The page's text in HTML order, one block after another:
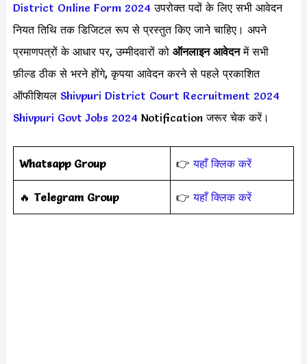
District Online Form 2024 उपरोक्त पदों के लिए सभी आवेदन
नियत तिथि तक डिजिटल रूप से प्रस्तुत किए जाने चाहिए। अपने
प्रमाणपत्रों के आधार पर, उम्मीदवारों को ऑनलाइन आवेदनमें सभी
फ़ील्ड ठीक से भरने होंगे, कृपया आवेदन करने से पहले प्रकाशित
ऑफीशियल Shivpuri District Court Recruitment 2024
Shivpuri Govt Jobs 2024 Notification जरूर चेक करें।
Whatsapp Group 👉यहाँ क्लिक करें
‎️‍🔥 Telegram Group 👉यहाँ क्लिक करें